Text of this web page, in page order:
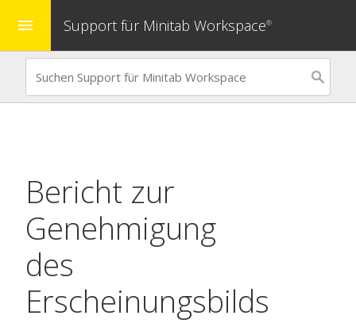
menu Support für Minitab Workspace®
Bericht zur
Genehmigung
des
Erscheinungsbilds